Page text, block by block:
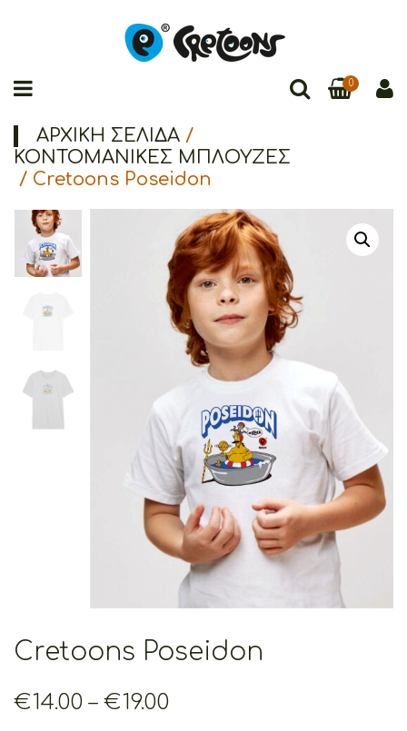
0
ΑΡΧΙΚΉ ΣΕΛΊΔΑ /
ΚΟΝΤΟΜΑΝΙΚΕΣ ΜΠΛΟΥΖΕΣ
/ Cretoons Poseidon
Cretoons Poseidon
€14.00 – €19.00